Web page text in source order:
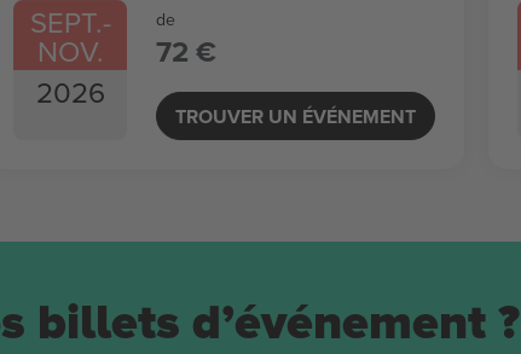
SEPT.-
NOV.
2026
de
72 €
TROUVER UN ÉVÉNEMENT
billets d’événement ?